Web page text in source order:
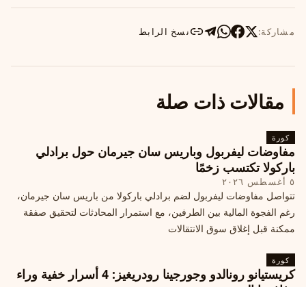
مشاركة: نسخ الرابط
مقالات ذات صلة
كورة
مفاوضات ليفربول وباريس سان جيرمان حول برادلي
باركولا تكتسب زخمًا
٥ أغسطس ٢٠٢٦
تتواصل مفاوضات ليفربول لضم برادلي باركولا من باريس سان جيرمان،
رغم الفجوة المالية بين الطرفين، مع استمرار المحادثات لتحقيق صفقة
ممكنة قبل إغلاق سوق الانتقالات
كورة
كريستيانو رونالدو وجورجينا رودريغيز: 4 أسرار خفية وراء